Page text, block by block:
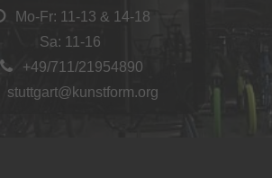
Mo-Fr: 11-13 & 14-18
Sa: 11-16
+49/711/21954890
stuttgart@kunstform.org